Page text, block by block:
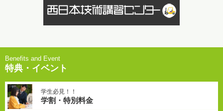
特典・イベント
学生必見！！
学割・特別料金